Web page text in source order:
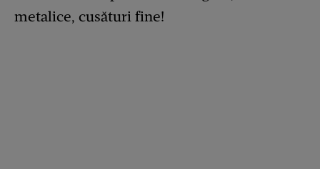
metalice, cusături fine!